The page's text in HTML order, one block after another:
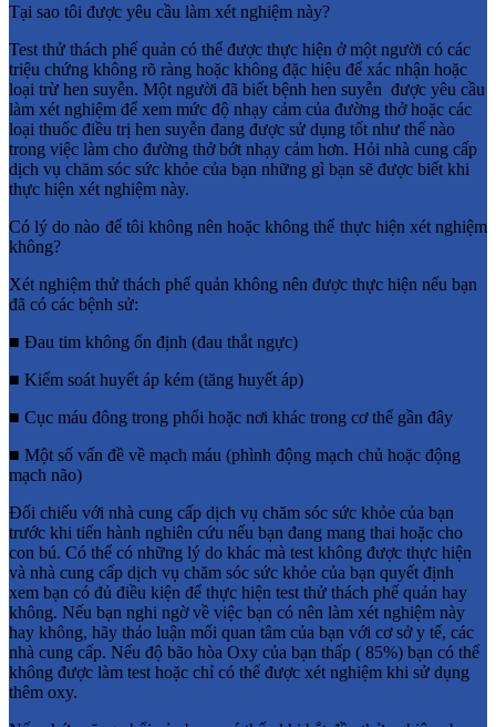
Tại sao tôi được yêu cầu làm xét nghiệm này?
Test thử thách phế quản có thể được thực hiện ở một người có các
triệu chứng không rõ ràng hoặc không đặc hiệu để xác nhận hoặc
loại trừ hen suyễn. Một người đã biết bệnh hen suyễn được yêu cầu
làm xét nghiệm để xem mức độ nhạy cảm của đường thở hoặc các
loại thuốc điều trị hen suyễn đang được sử dụng tốt như thế nào
trong việc làm cho đường thở bớt nhạy cảm hơn. Hỏi nhà cung cấp
dịch vụ chăm sóc sức khỏe của bạn những gì bạn sẽ được biết khi
thực hiện xét nghiệm này.
Có lý do nào để tôi không nên hoặc không thể thực hiện xét nghiệm
không?
Xét nghiệm thử thách phế quản không nên được thực hiện nếu bạn
đã có các bệnh sử:
■ Đau tim không ổn định (đau thắt ngực)
■ Kiểm soát huyết áp kém (tăng huyết áp)
■ Cục máu đông trong phổi hoặc nơi khác trong cơ thể gần đây
■ Một số vấn đề về mạch máu (phình động mạch chủ hoặc động
mạch não)
Đối chiếu với nhà cung cấp dịch vụ chăm sóc sức khỏe của bạn
trước khi tiến hành nghiên cứu nếu bạn đang mang thai hoặc cho
con bú. Có thể có những lý do khác mà test không được thực hiện
và nhà cung cấp dịch vụ chăm sóc sức khỏe của bạn quyết định
xem bạn có đủ điều kiện để thực hiện test thử thách phế quản hay
không. Nếu bạn nghi ngờ về việc bạn có nên làm xét nghiệm này
hay không, hãy thảo luận mối quan tâm của bạn với cơ sở y tế, các
nhà cung cấp. Nếu độ bão hòa Oxy của bạn thấp ( 85%) bạn có thể
không được làm test hoặc chỉ có thể được xét nghiệm khi sử dụng
thêm oxy.